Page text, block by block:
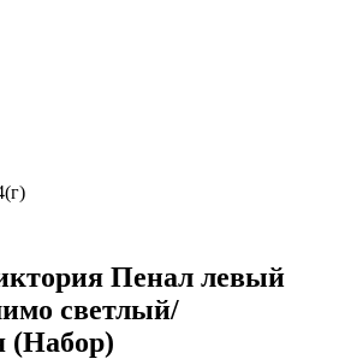
Пенал левый
светлый/
(Набор)